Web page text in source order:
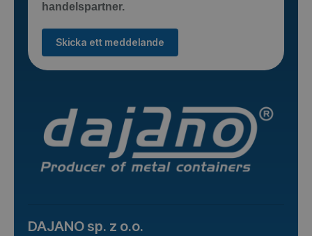
handelspartner.
Skicka ett meddelande
DAJANO sp. z o.o.